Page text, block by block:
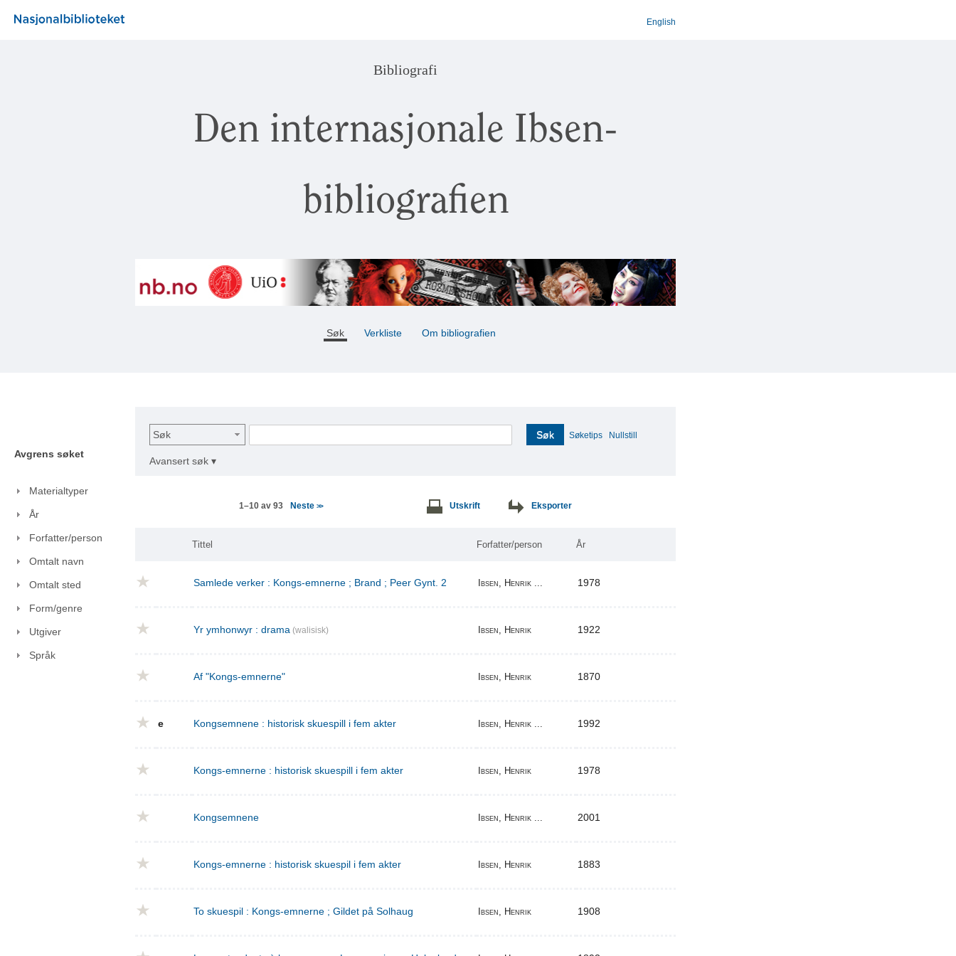
English
Bibliografi
Den internasjonale Ibsen-
bibliografien
Søk Verkliste Om bibliografien
Avgrens søket
Materialtyper
År
Forfatter/person
Omtalt navn
Omtalt sted
Form/genre
Utgiver
Språk
Søk Søk Søketips Nullstill
Avansert søk ▾
1–10 av 93 Neste>> Utskrift Eksporter
Tittel Forfatter/person År
Samlede verker : Kongs-emnerne ; Brand ; Peer Gynt. 2 Ibsen, Henrik ... 1978
Yr ymhonwyr : drama (walisisk) Ibsen, Henrik 1922
Af "Kongs-emnerne" Ibsen, Henrik 1870
e Kongsemnene : historisk skuespill i fem akter Ibsen, Henrik ... 1992
Kongs-emnerne : historisk skuespill i fem akter Ibsen, Henrik 1978
Kongsemnene Ibsen, Henrik ... 2001
Kongs-emnerne : historisk skuespil i fem akter Ibsen, Henrik 1883
To skuespil : Kongs-emnerne ; Gildet på Solhaug Ibsen, Henrik 1908